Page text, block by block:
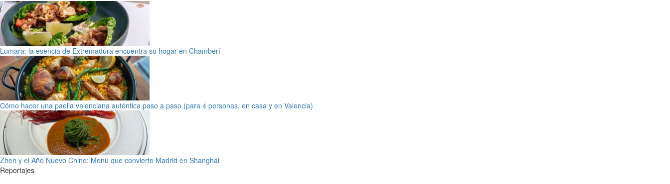
Lumara: la esencia de Extremadura encuentra su hogar en Chamberí
Cómo hacer una paella valenciana auténtica paso a paso (para 4 personas, en casa y en Valencia)
Zhen y el Año Nuevo Chino: Menú que convierte Madrid en Shanghái
Reportajes